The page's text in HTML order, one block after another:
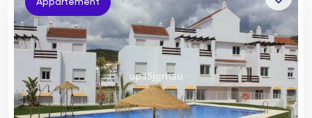
Appartement